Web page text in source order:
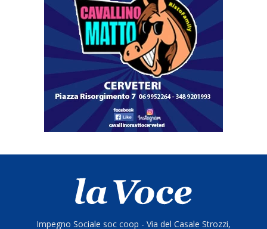
Impegno Sociale soc coop - Via del Casale Strozzi,